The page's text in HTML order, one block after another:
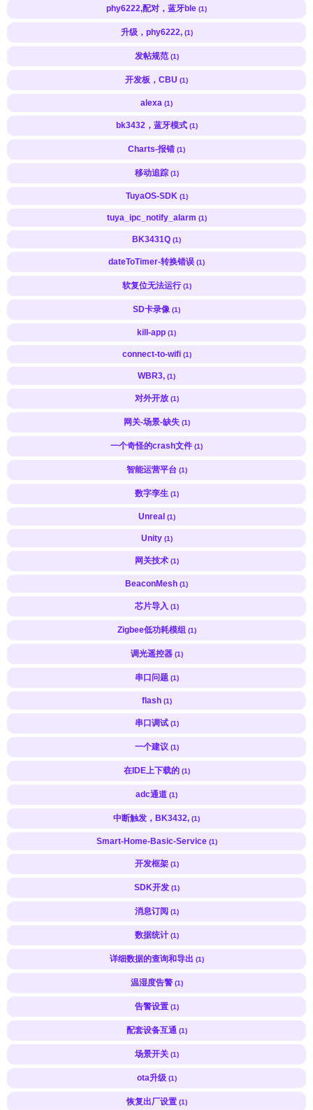
phy6222,配对，蓝牙ble (1)
升级，phy6222, (1)
发帖规范 (1)
开发板，CBU (1)
alexa (1)
bk3432，蓝牙模式 (1)
Charts-报错 (1)
移动追踪 (1)
TuyaOS-SDK (1)
tuya_ipc_notify_alarm (1)
BK3431Q (1)
dateToTimer-转换错误 (1)
软复位无法运行 (1)
SD卡录像 (1)
kill-app (1)
connect-to-wifi (1)
WBR3, (1)
对外开放 (1)
网关-场景-缺失 (1)
一个奇怪的crash文件 (1)
智能运营平台 (1)
数字孪生 (1)
Unreal (1)
Unity (1)
网关技术 (1)
BeaconMesh (1)
芯片导入 (1)
Zigbee低功耗模组 (1)
调光遥控器 (1)
串口问题 (1)
flash (1)
串口调试 (1)
一个建议 (1)
在IDE上下载的 (1)
adc通道 (1)
中断触发，BK3432, (1)
Smart-Home-Basic-Service (1)
开发框架 (1)
SDK开发 (1)
消息订阅 (1)
数据统计 (1)
详细数据的查询和导出 (1)
温湿度告警 (1)
告警设置 (1)
配套设备互通 (1)
场景开关 (1)
ota升级 (1)
恢复出厂设置 (1)